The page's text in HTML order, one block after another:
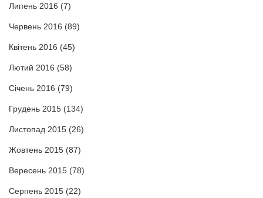
Липень 2016 (7)
Червень 2016 (89)
Квітень 2016 (45)
Лютий 2016 (58)
Січень 2016 (79)
Грудень 2015 (134)
Листопад 2015 (26)
Жовтень 2015 (87)
Вересень 2015 (78)
Серпень 2015 (22)